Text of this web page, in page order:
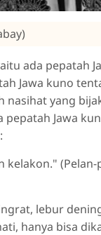
ada pepatah
Jawa kuno
nasihat yang
pepatah Jawa
kelakon."
lebur
hanya bisa